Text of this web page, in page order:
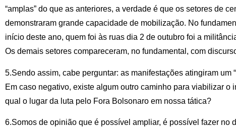
“amplas” do que as anteriores, a verdade é que os setores de
demonstraram grande capacidade de mobilização. No
início deste ano, quem foi às ruas dia 2 de outubro foi a
Os demais setores compareceram, no fundamental, com
5.Sendo assim, cabe perguntar: as manifestações atingiram um
Em caso negativo, existe algum outro caminho para viabilizar o
qual o lugar da luta pelo Fora Bolsonaro em nossa tática?
6.Somos de opinião que é possível ampliar, é possível fazer no